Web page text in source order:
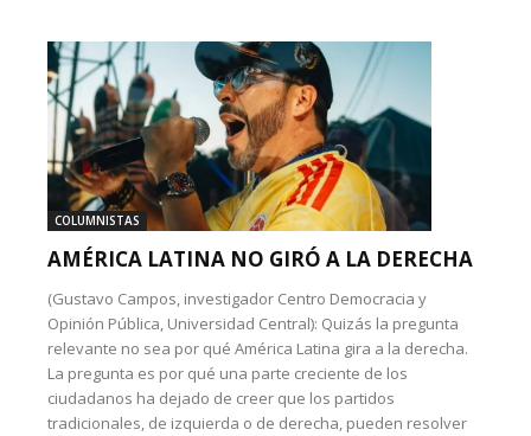
COLUMNISTAS
AMÉRICA LATINA NO GIRÓ A LA DERECHA
(Gustavo Campos, investigador Centro Democracia y
Opinión Pública, Universidad Central): Quizás la pregunta
relevante no sea por qué América Latina gira a la derecha.
La pregunta es por qué una parte creciente de los
ciudadanos ha dejado de creer que los partidos
tradicionales, de izquierda o de derecha, pueden resolver